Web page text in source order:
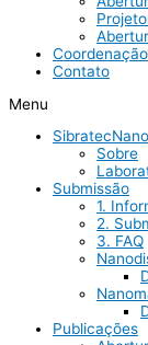
Coordenação
Contato
Menu
SibratecNano
Sobre
Submissão
1.
2.
3. FAQ
Publicações